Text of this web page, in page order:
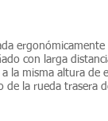
con larga
la misma altura de
la rueda trasera